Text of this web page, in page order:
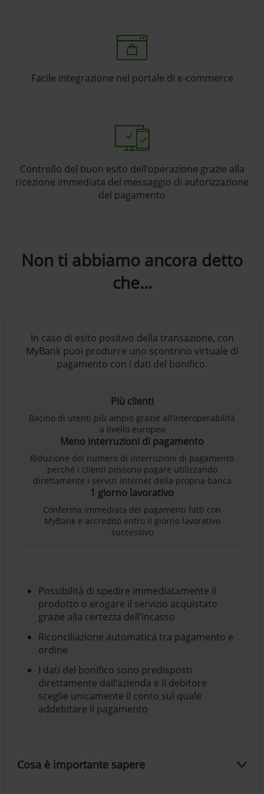
Facile integrazione nel portale di e-commerce
Controllo del buon esito dell’operazione grazie alla
ricezione immediata del messaggio di autorizzazione
del pagamento
Non ti abbiamo ancora detto
che...
In caso di esito positivo della transazione, con
MyBank puoi produrre uno scontrino virtuale di
pagamento con i dati del bonifico.
Più clienti
Bacino di utenti più ampio grazie all’interoperabilità
a livello europeo
Meno interruzioni di pagamento
Riduzione del numero di interruzioni di pagamento
perché i clienti possono pagare utilizzando
direttamente i servizi internet della propria banca
1 giorno lavorativo
Conferma immediata dei pagamenti fatti con
MyBank e accredito entro il giorno lavorativo
successivo
Possibilità di spedire immediatamente il
prodotto o erogare il servizio acquistato
grazie alla certezza dell’incasso
Riconciliazione automatica tra pagamento e
ordine
I dati del bonifico sono predisposti
direttamente dall’azienda e il debitore
sceglie unicamente il conto sul quale
addebitare il pagamento
Cosa è importante sapere